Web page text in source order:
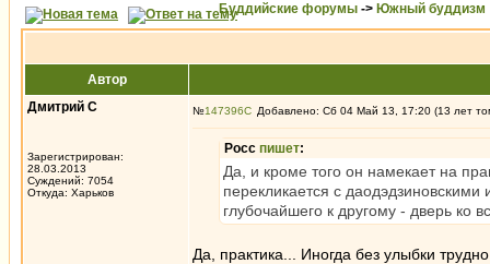
Буддийские форумы -> Южный буддизм
Автор
Дмитрий С
Зарегистрирован:
28.03.2013
Суждений: 7054
Откуда: Харьков
№147396 Добавлено: Сб 04 Май 13, 17:20 (13 лет
Росс пишет:
Да, и кроме того он намекает на
перекликается с
глубочайшего к другому - дверь ко
Да, практика... Иногда без улыбки